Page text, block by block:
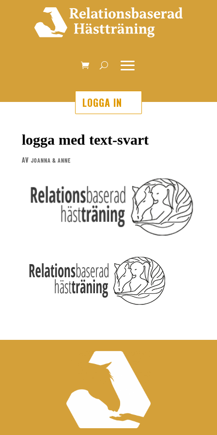
LOGGA IN
logga med text-svart
AV JOANNA & ANNE